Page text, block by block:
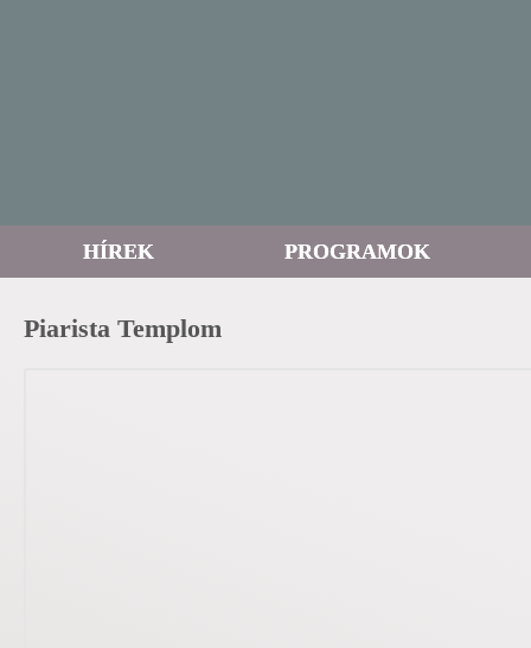
HÍREK PROGRAMOK
Piarista Templom